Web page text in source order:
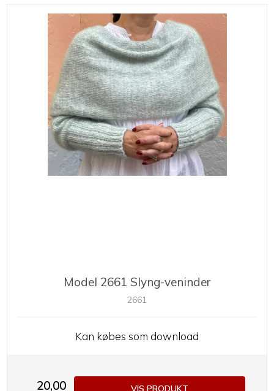
Model 2661 Slyng-veninder
2661
Kan købes som download
20,00 VIS PRODUKT